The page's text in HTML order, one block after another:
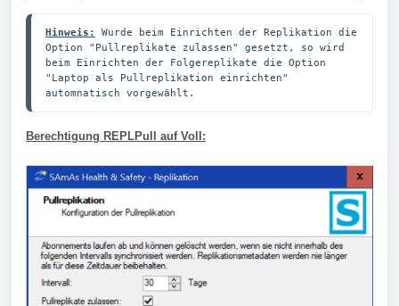
Hinweis:
Wurde beim Einrichten der Replikation die
Option "Pullreplikate zulassen" gesetzt, so wird
beim Einrichten der Folgereplikate die Option
"Laptop als Pullreplikation einrichten"
automnatisch vorgewählt.
Berechtigung REPLPull auf Voll: